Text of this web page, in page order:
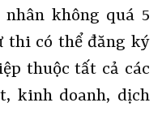
không quá 5
thi có thể đăng ký
thuộc tất cả các
kinh doanh, dịch